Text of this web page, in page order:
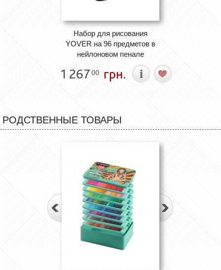
Набор для рисования
YOVER на 96 предметов в
нейлоновом пенале
1 26700 грн.
РОДСТВЕННЫЕ ТОВАРЫ